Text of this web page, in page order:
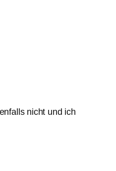
nicht und ich